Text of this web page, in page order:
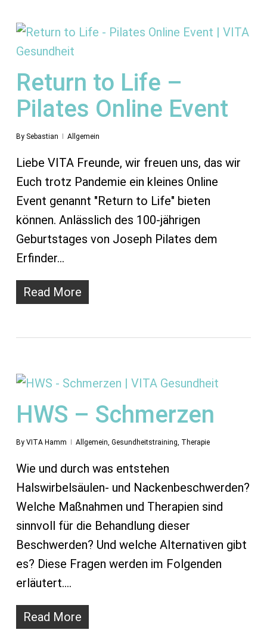
Return to Life –
Pilates Online Event
By Sebastian Allgemein
Liebe VITA Freunde, wir freuen uns, das wir
Euch trotz Pandemie ein kleines Online
Event genannt "Return to Life" bieten
können. Anlässlich des 100-jährigen
Geburtstages von Joseph Pilates dem
Erfinder…
Read More
HWS – Schmerzen
By VITA Hamm Allgemein, Gesundheitstraining, Therapie
Wie und durch was entstehen
Halswirbelsäulen- und Nackenbeschwerden?
Welche Maßnahmen und Therapien sind
sinnvoll für die Behandlung dieser
Beschwerden? Und welche Alternativen gibt
es? Diese Fragen werden im Folgenden
erläutert.…
Read More